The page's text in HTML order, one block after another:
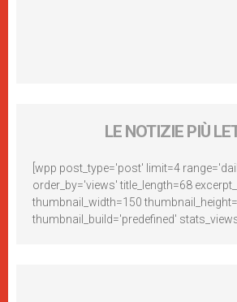
LE NOTIZIE PIÙ
[wpp post_type='post' limit=4
order_by='views' title_length=68
thumbnail_width=150
thumbnail_build='predefined'